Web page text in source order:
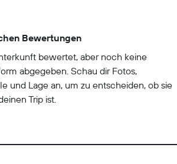
Bewertungen
bewertet, aber noch keine
abgegeben. Schau dir Fotos,
und Lage an, um zu entscheiden, ob sie
Trip ist.